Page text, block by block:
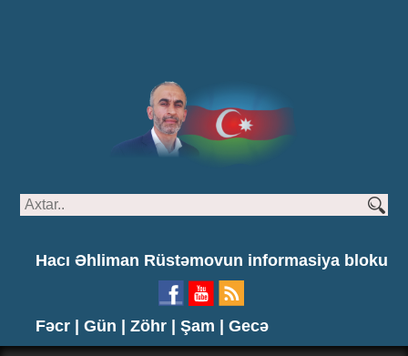
Hacı Əhliman Rüstəmovun informasiya bloku
Fəcr | Gün | Zöhr | Şam | Gecə